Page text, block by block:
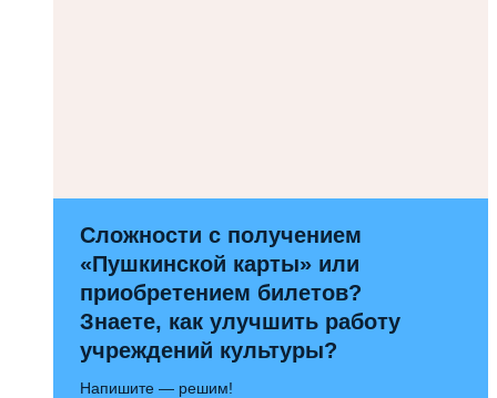
Сложности с получением
«Пушкинской карты» или
приобретением билетов?
Знаете, как улучшить работу
учреждений культуры?
Напишите — решим!